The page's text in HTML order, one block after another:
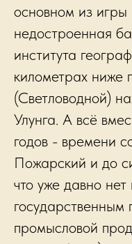
основном из
недостроенная
института
километрах ниже
(Светловодной)
Улунга. А всё
годов - времени
Пожарский и до
что уже давно
государственным
промысловой